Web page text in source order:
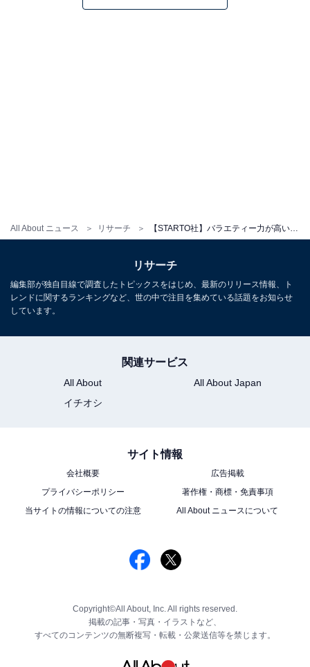
All About ニュース リサーチ
リサーチ
編集部が独自目線で調査したトピックスをはじめ、最新のリリース情報、ト
レンドに関するランキングなど、世の中で注目を集めている話題をお知らせ
しています。
関連サービス
All About
All About Japan
イチオシ
サイト情報
会社概要
広告掲載
プライバシーポリシー
著作権・商標・免責事項
当サイトの情報についての注意
All About ニュースについて
Copyright©All About, Inc. All rights reserved.
掲載の記事・写真・イラストなど、
すべてのコンテンツの無断複写・転載・公衆送信等を禁じます。